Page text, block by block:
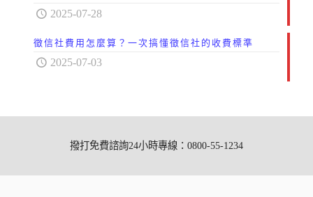
2025-07-28
徵信社費用怎麼算？一次搞懂徵信社的收費標準
2025-07-03
撥打免費諮詢24小時專線：0800-55-1234